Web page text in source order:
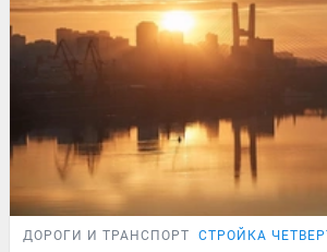
ДОРОГИ И ТРАНСПОРТ СТРОЙКА